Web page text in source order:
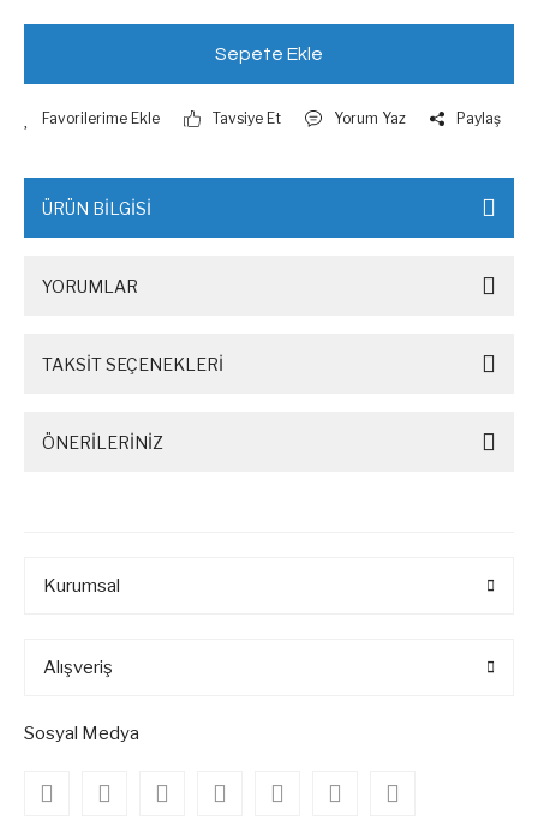
Sepete Ekle
Tavsiye Et Yorum Yaz Paylaş
ÜRÜN BİLGİSİ
YORUMLAR
TAKSİT SEÇENEKLERİ
ÖNERİLERİNİZ
Kurumsal
Alışveriş
Sosyal Medya